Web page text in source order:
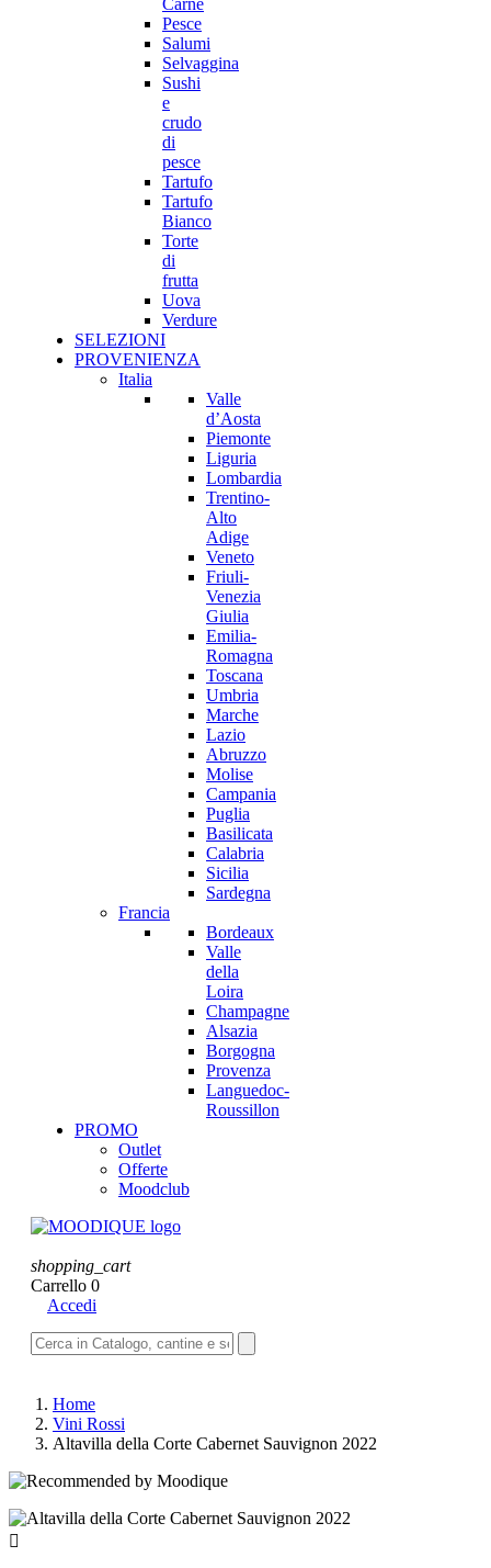
Carne
Pesce
Salumi
Selvaggina
Sushi
e
crudo
di
pesce
Tartufo
Tartufo
Bianco
Torte
di
frutta
Uova
Verdure
SELEZIONI
PROVENIENZA
Italia
Valle
d’Aosta
Piemonte
Liguria
Lombardia
Trentino-
Alto
Adige
Veneto
Friuli-
Venezia
Giulia
Emilia-
Romagna
Toscana
Umbria
Marche
Lazio
Abruzzo
Molise
Campania
Puglia
Basilicata
Calabria
Sicilia
Sardegna
Francia
Bordeaux
Valle
della
Loira
Champagne
Alsazia
Borgogna
Provenza
Languedoc-
Roussillon
PROMO
Outlet
Offerte
Moodclub
shopping_cart
Carrello 0
Accedi
Home
Vini Rossi
Altavilla della Corte Cabernet Sauvignon 2022
